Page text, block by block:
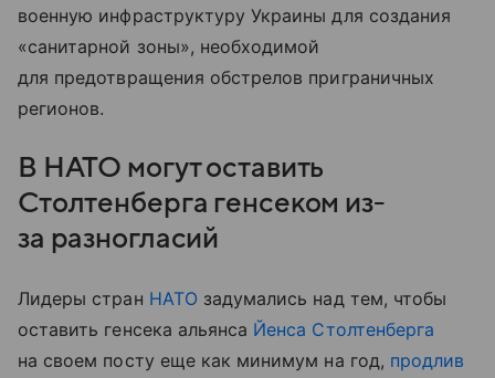
военную инфраструктуру Украины для создания
«санитарной зоны», необходимой
для предотвращения обстрелов приграничных
регионов.
В НАТО могут оставить
Столтенберга генсеком из-
за разногласий
Лидеры стран НАТО задумались над тем, чтобы
оставить генсека альянса Йенса Столтенберга
на своем посту еще как минимум на год, продлив